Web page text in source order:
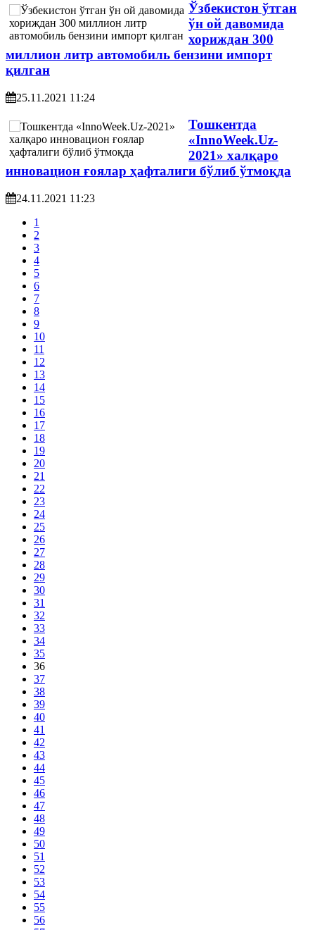
Ўзбекистон ўтган
ўн ой давомида
хориждан 300
миллион литр автомобиль бензини импорт
қилган
25.11.2021 11:24
Тошкентда
«InnoWeek.Uz-
2021» халқаро
инновацион ғоялар ҳафталиги бўлиб ўтмоқда
24.11.2021 11:23
1
2
3
4
5
6
7
8
9
10
11
12
13
14
15
16
17
18
19
20
21
22
23
24
25
26
27
28
29
30
31
32
33
34
35
36
37
38
39
40
41
42
43
44
45
46
47
48
49
50
51
52
53
54
55
56